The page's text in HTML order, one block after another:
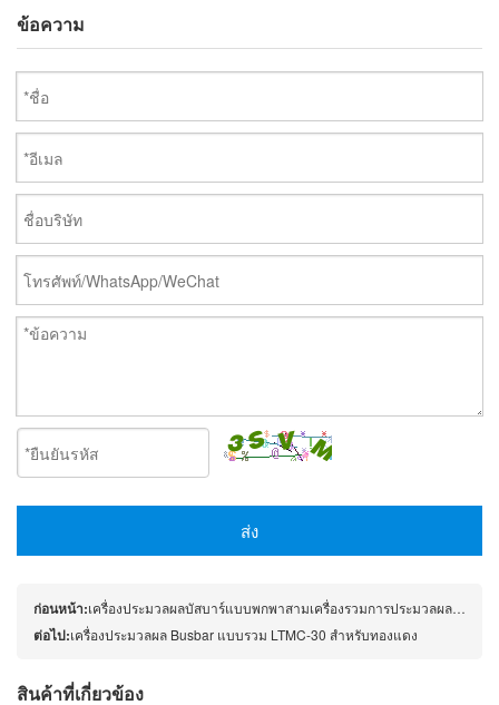
ข้อความ
ส่ง
ก่อนหน้า:เครื่องประมวลผลบัสบาร์แบบพกพาสามเครื่องรวมการประมวลผลบัสบาร์ทองแดง LTMC-30
ต่อไป:เครื่องประมวลผล Busbar แบบรวม LTMC-30 สำหรับทองแดง
สินค้าที่เกี่ยวข้อง